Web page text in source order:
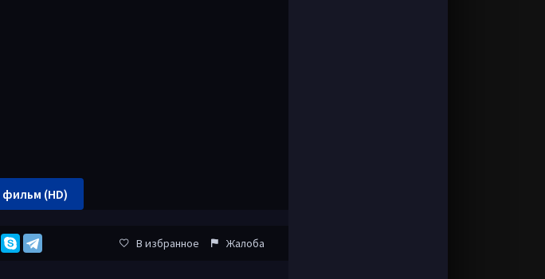
(HD)
В избранное Жалоба